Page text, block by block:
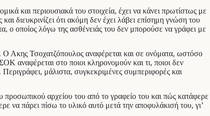
και περιουσιακά του στοιχεία, έχει να κάνει πρωτίστως με
διευκρινίζει ότι ακόμη δεν έχει λάβει επίσημη γνώση του
ο οποίος λόγω της ασθένειάς του δεν μπορούσε να γράφει με
Ο Ακης Τσοχατζόπουλος αναφέρεται και σε ονόματα, ωστόσο
αναφέρεται στο ποιοι κληρονομούν και τι, ποιοι δεν
μάλιστα, συγκεκριμένες συμπεριφορές και
αρχείου του από το γραφείο του και πώς κατάφερε
να πάρει πίσω το υλικό αυτό μετά την αποφυλάκισή του, γι’